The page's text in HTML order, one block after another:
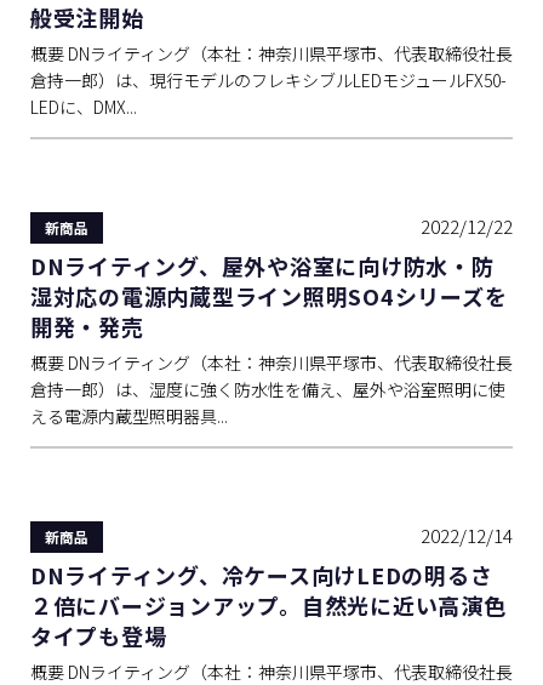
般受注開始
概要 DNライティング（本社：神奈川県平塚市、代表取締役社長
倉持一郎）は、現行モデルのフレキシブルLEDモジュールFX50-
LEDに、DMX...
新商品 2022/12/22
DNライティング、屋外や浴室に向け防水・防
湿対応の電源内蔵型ライン照明SO4シリーズを
開発・発売
概要 DNライティング（本社：神奈川県平塚市、代表取締役社長
倉持一郎）は、湿度に強く防水性を備え、屋外や浴室照明に使
える電源内蔵型照明器具...
新商品 2022/12/14
DNライティング、冷ケース向けLEDの明るさ
２倍にバージョンアップ。自然光に近い高演色
タイプも登場
概要 DNライティング（本社：神奈川県平塚市、代表取締役社長